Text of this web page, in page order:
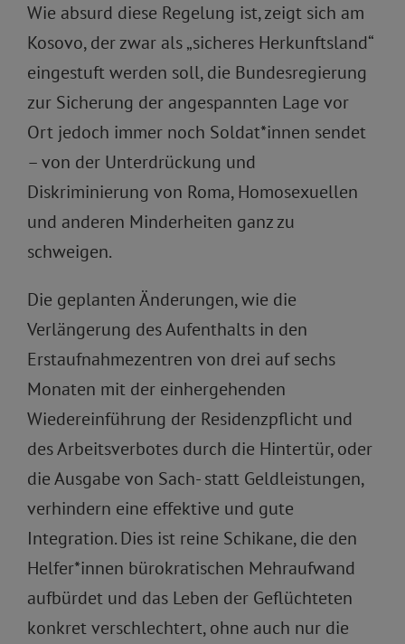
Wie absurd diese Regelung ist, zeigt sich am
Kosovo, der zwar als „sicheres Herkunftsland“
eingestuft werden soll, die Bundesregierung
zur Sicherung der angespannten Lage vor
Ort jedoch immer noch Soldat*innen sendet
– von der Unterdrückung und
Diskriminierung von Roma, Homosexuellen
und anderen Minderheiten ganz zu
schweigen.
Die geplanten Änderungen, wie die
Verlängerung des Aufenthalts in den
Erstaufnahmezentren von drei auf sechs
Monaten mit der einhergehenden
Wiedereinführung der Residenzpflicht und
des Arbeitsverbotes durch die Hintertür, oder
die Ausgabe von Sach- statt Geldleistungen,
verhindern eine effektive und gute
Integration. Dies ist reine Schikane, die den
Helfer*innen bürokratischen Mehraufwand
aufbürdet und das Leben der Geflüchteten
konkret verschlechtert, ohne auch nur die